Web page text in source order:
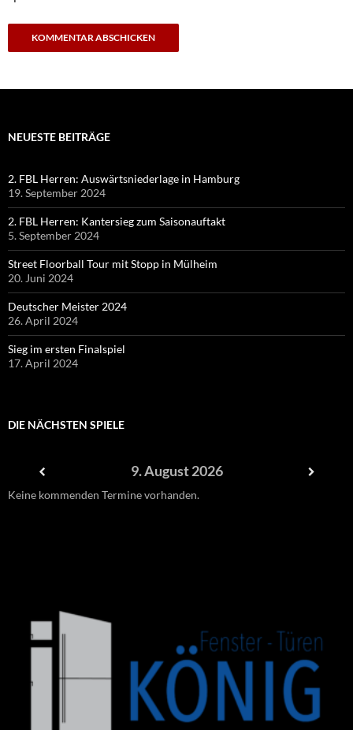
NEUESTE BEITRÄGE
2. FBL Herren: Auswärtsniederlage in Hamburg
19. September 2024
2. FBL Herren: Kantersieg zum Saisonauftakt
5. September 2024
Street Floorball Tour mit Stopp in Mülheim
20. Juni 2024
Deutscher Meister 2024
26. April 2024
Sieg im ersten Finalspiel
17. April 2024
DIE NÄCHSTEN SPIELE
9. August 2026
Keine kommenden Termine vorhanden.